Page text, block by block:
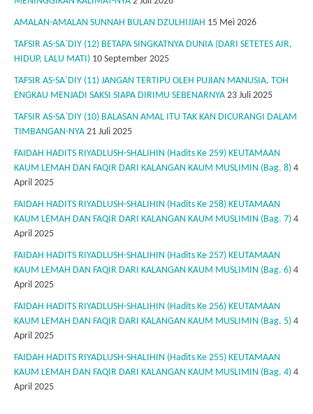
AMALAN-AMALAN SUNNAH BULAN DZULHIJJAH 15 Mei 2026
TAFSIR AS-SA`DIY (12) BETAPA SINGKATNYA DUNIA (DARI SETETES AIR,
HIDUP, LALU MATI) 10 September 2025
TAFSIR AS-SA`DIY (11) JANGAN TERTIPU OLEH PUJIAN MANUSIA, TOH
ENGKAU MENJADI SAKSI SIAPA DIRIMU SEBENARNYA 23 Juli 2025
TAFSIR AS-SA`DIY (10) BALASAN AMAL ITU TAK KAN DICURANGI DALAM
TIMBANGAN-NYA 21 Juli 2025
FAIDAH HADITS RIYADLUSH-SHALIHIN (Hadits Ke 259) KEUTAMAAN
KAUM LEMAH DAN FAQIR DARI KALANGAN KAUM MUSLIMIN (Bag. 8) 4
April 2025
FAIDAH HADITS RIYADLUSH-SHALIHIN (Hadits Ke 258) KEUTAMAAN
KAUM LEMAH DAN FAQIR DARI KALANGAN KAUM MUSLIMIN (Bag. 7) 4
April 2025
FAIDAH HADITS RIYADLUSH-SHALIHIN (Hadits Ke 257) KEUTAMAAN
KAUM LEMAH DAN FAQIR DARI KALANGAN KAUM MUSLIMIN (Bag. 6) 4
April 2025
FAIDAH HADITS RIYADLUSH-SHALIHIN (Hadits Ke 256) KEUTAMAAN
KAUM LEMAH DAN FAQIR DARI KALANGAN KAUM MUSLIMIN (Bag. 5) 4
April 2025
FAIDAH HADITS RIYADLUSH-SHALIHIN (Hadits Ke 255) KEUTAMAAN
KAUM LEMAH DAN FAQIR DARI KALANGAN KAUM MUSLIMIN (Bag. 4) 4
April 2025